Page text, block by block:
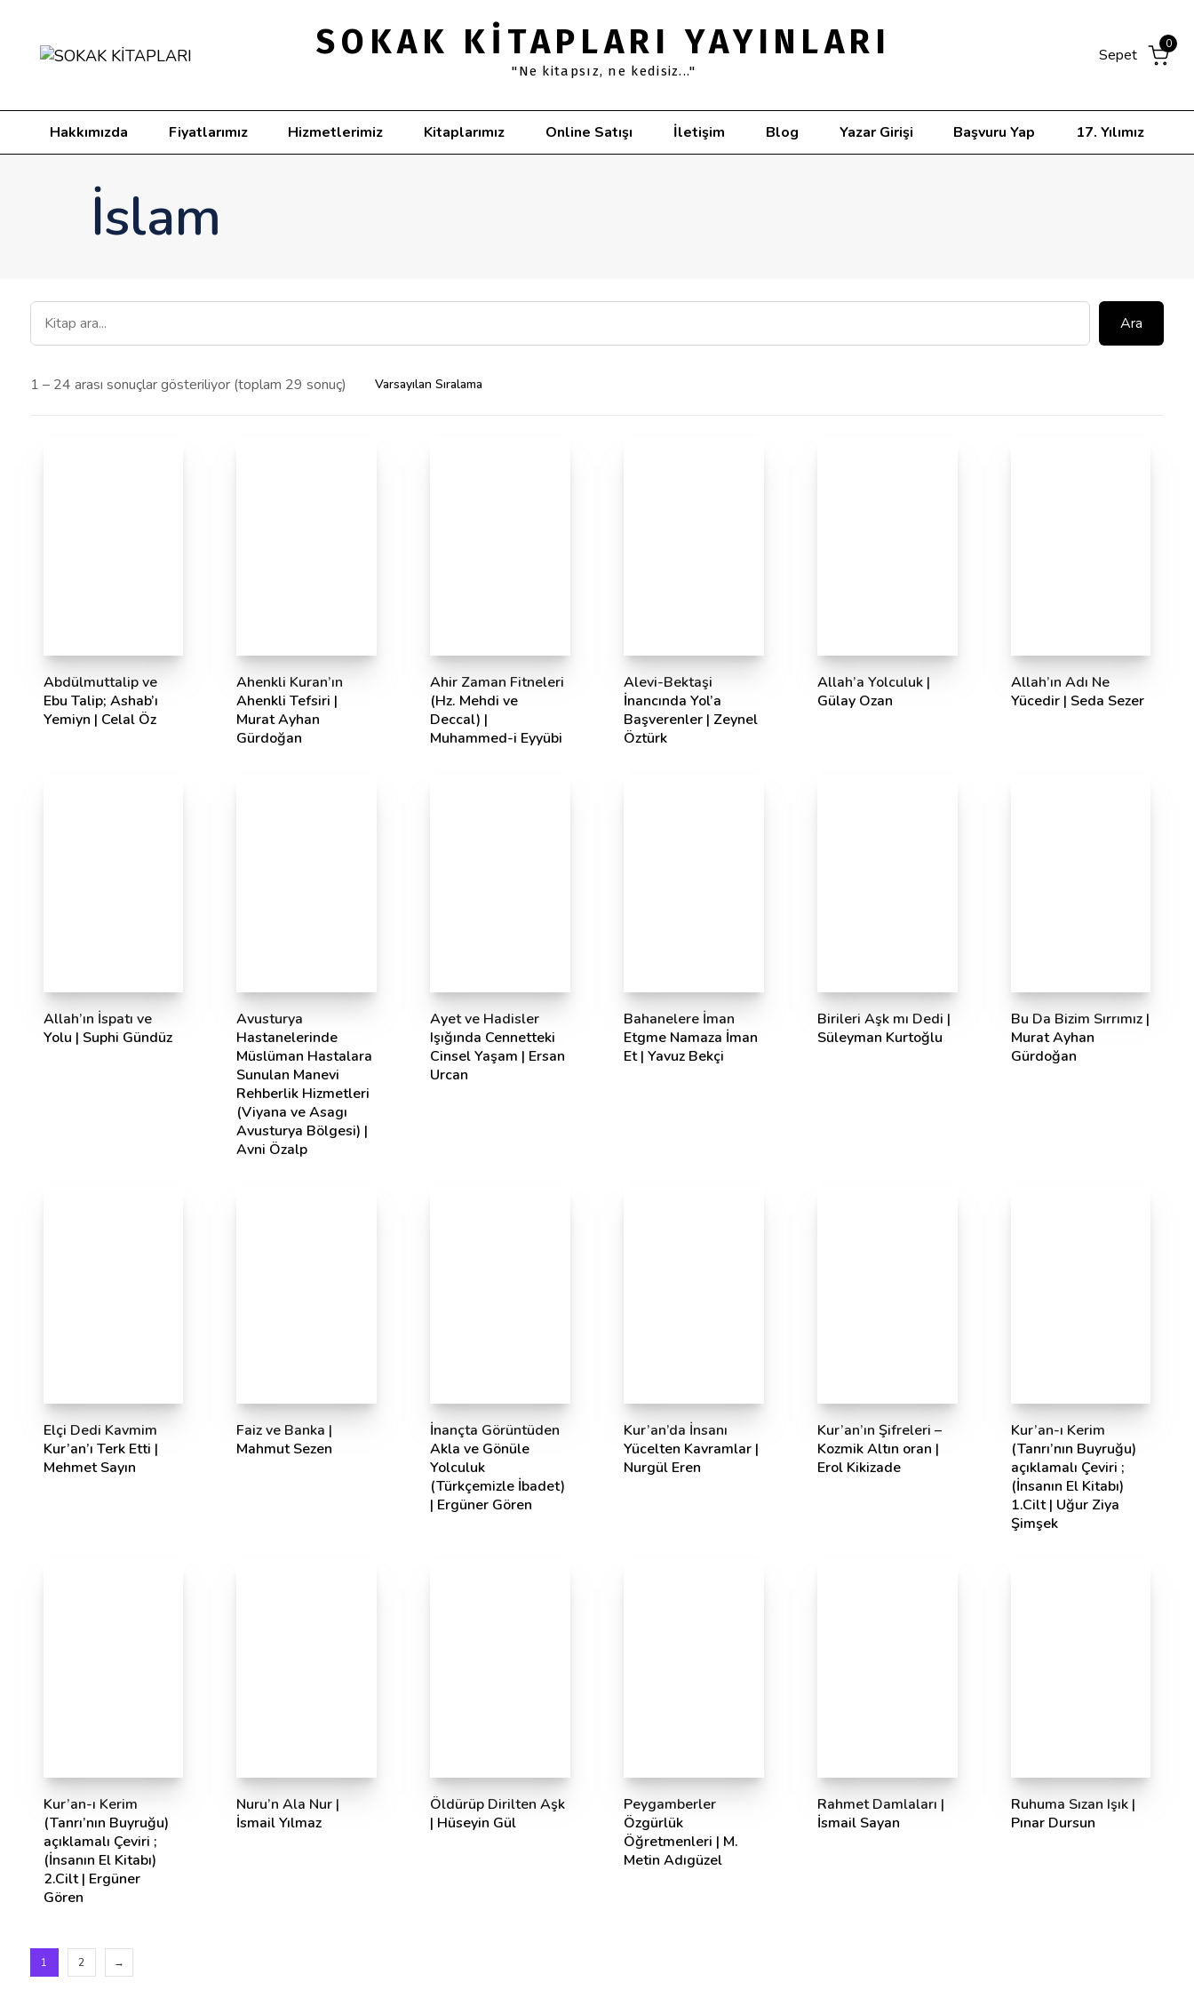
SOKAK KITAPLARI YAYINLARI
"Ne kitapsız, ne kedisiz..."
Sepet
0
Hakkımızda Fiyatlarımız Hizmetlerimiz Kitaplarımız Online Satışı İletişim Blog Yazar Girişi Başvuru Yap 17. Yılımız
İslam
1 – 24 arası sonuçlar gösteriliyor (toplam 29 sonuç)
Abdülmuttalip ve
Ebu Talip; Ashab’ı
Yemiyn | Celal Öz
Ahenkli Kuran’ın
Ahenkli Tefsiri |
Murat Ayhan
Gürdoğan
Ahir Zaman Fitneleri
(Hz. Mehdi ve
Deccal) |
Muhammed-i Eyyübi
Alevi-Bektaşi
İnancında Yol’a
Başverenler | Zeynel
Öztürk
Allah’a Yolculuk |
Gülay Ozan
Allah’ın Adı Ne
Yücedir | Seda Sezer
Allah’ın İspatı ve
Yolu | Suphi Gündüz
Avusturya
Hastanelerinde
Müslüman Hastalara
Sunulan Manevi
Rehberlik Hizmetleri
(Viyana ve Asagı
Avusturya Bölgesi) |
Avni Özalp
Ayet ve Hadisler
Işığında Cennetteki
Cinsel Yaşam | Ersan
Urcan
Bahanelere İman
Etgme Namaza İman
Et | Yavuz Bekçi
Birileri Aşk mı Dedi |
Süleyman Kurtoğlu
Bu Da Bizim Sırrımız |
Murat Ayhan
Gürdoğan
Elçi Dedi Kavmim
Kur’an’ı Terk Etti |
Mehmet Sayın
Faiz ve Banka |
Mahmut Sezen
İnançta Görüntüden
Akla ve Gönüle
Yolculuk
(Türkçemizle İbadet)
| Ergüner Gören
Kur’an’da İnsanı
Yücelten Kavramlar |
Nurgül Eren
Kur’an’ın Şifreleri –
Kozmik Altın oran |
Erol Kikizade
Kur’an-ı Kerim
(Tanrı’nın Buyruğu)
açıklamalı Çeviri ;
(İnsanın El Kitabı)
1.Cilt | Uğur Ziya
Şimşek
Kur’an-ı Kerim
(Tanrı’nın Buyruğu)
açıklamalı Çeviri ;
(İnsanın El Kitabı)
2.Cilt | Ergüner
Gören
Nuru’n Ala Nur |
İsmail Yılmaz
Öldürüp Dirilten Aşk
| Hüseyin Gül
Peygamberler
Özgürlük
Öğretmenleri | M.
Metin Adıgüzel
Rahmet Damlaları |
İsmail Sayan
Ruhuma Sızan Işık |
Pınar Dursun
1 2 →
Ara